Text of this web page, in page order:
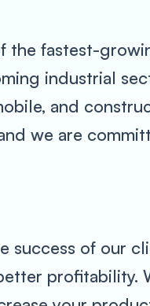
the fastest-
industrial
and
we are
of our
profitability.